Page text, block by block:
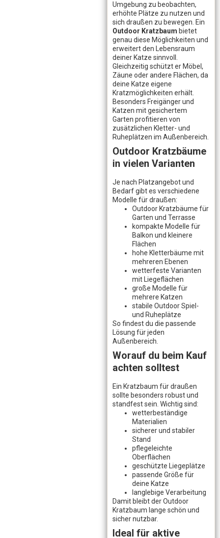
Umgebung zu beobachten,
erhöhte Plätze zu nutzen und
sich draußen zu bewegen. Ein
Outdoor Kratzbaum bietet
genau diese Möglichkeiten und
erweitert den Lebensraum
deiner Katze sinnvoll.
Gleichzeitig schützt er Möbel,
Zäune oder andere Flächen, da
deine Katze eigene
Kratzmöglichkeiten erhält.
Besonders Freigänger und
Katzen mit gesichertem
Garten profitieren von
zusätzlichen Kletter- und
Ruheplätzen im Außenbereich.
Outdoor Kratzbäume
in vielen Varianten
Je nach Platzangebot und
Bedarf gibt es verschiedene
Modelle für draußen:
Outdoor Kratzbäume für
Garten und Terrasse
kompakte Modelle für
Balkon und kleinere
Flächen
hohe Kletterbäume mit
mehreren Ebenen
wetterfeste Varianten
mit Liegeflächen
große Modelle für
mehrere Katzen
stabile Outdoor Spiel-
und Ruheplätze
So findest du die passende
Lösung für jeden
Außenbereich.
Worauf du beim Kauf
achten solltest
Ein Kratzbaum für draußen
sollte besonders robust und
standfest sein. Wichtig sind:
wetterbeständige
Materialien
sicherer und stabiler
Stand
pflegeleichte
Oberflächen
geschützte Liegeplätze
passende Größe für
deine Katze
langlebige Verarbeitung
Damit bleibt der Outdoor
Kratzbaum lange schön und
sicher nutzbar.
Ideal für aktive